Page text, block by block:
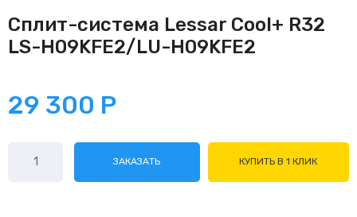
Сплит-система Lessar Cool+ R32
LS-H09KFE2/LU-H09KFE2
29 300 Р
товара
ЗАКАЗАТЬ КУПИТЬ В 1 КЛИК